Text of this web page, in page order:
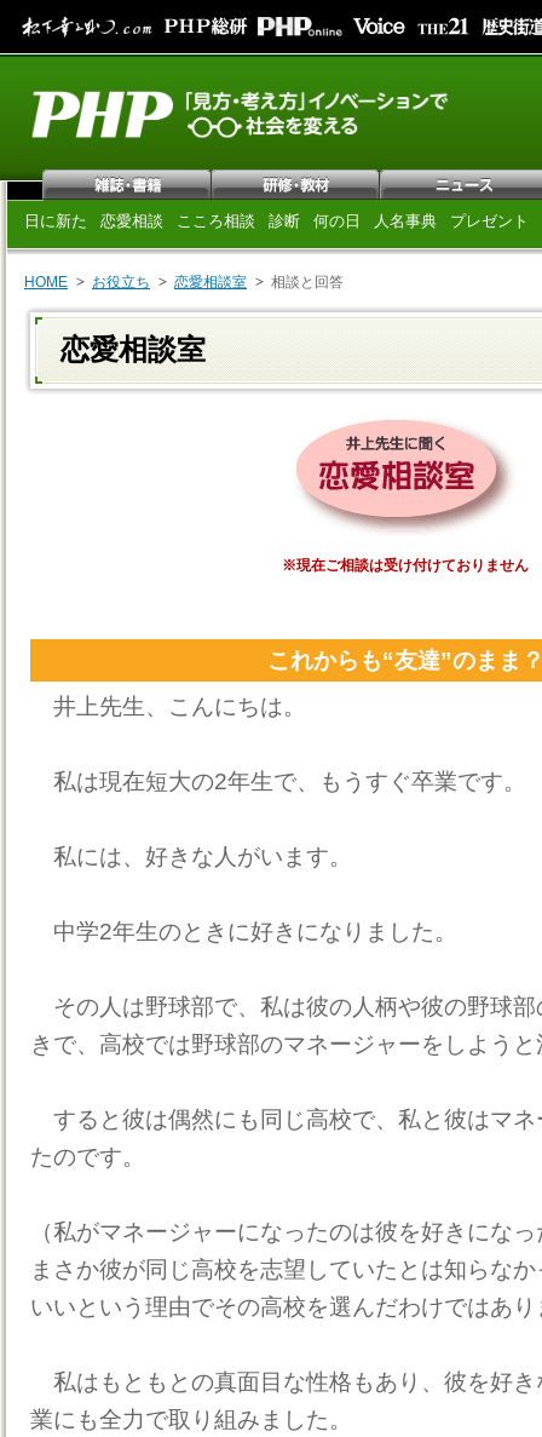
日に新た 恋愛相談 こころ相談 診断 何の日 人名事典 プレゼント
HOME お役立ち 恋愛相談室 相談と回答
恋愛相談室
※現在ご相談は受け付けておりません
これからも“友達”のまま
井上先生、こんにちは。
私は現在短大の2年生で、もうすぐ卒業です。
私には、好きな人がいます。
中学2年生のときに好きになりました。
その人は野球部で、私は彼の人柄や彼の野球
きで、高校では野球部のマネージャーをしよう
すると彼は偶然にも同じ高校で、私と彼はマ
たのです。
（私がマネージャーになったのは彼を好きにな
まさか彼が同じ高校を志望していたとは知らな
いいという理由でその高校を選んだわけではあ
私はもともとの真面目な性格もあり、彼を好
業にも全力で取り組みました。